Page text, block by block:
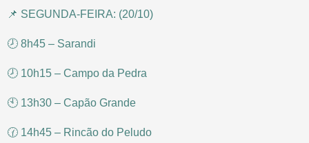
📌 SEGUNDA-FEIRA: (20/10)
🕗 8h45 – Sarandi
🕗 10h15 – Campo da Pedra
🕙 13h30 – Capão Grande
🕜 14h45 – Rincão do Peludo